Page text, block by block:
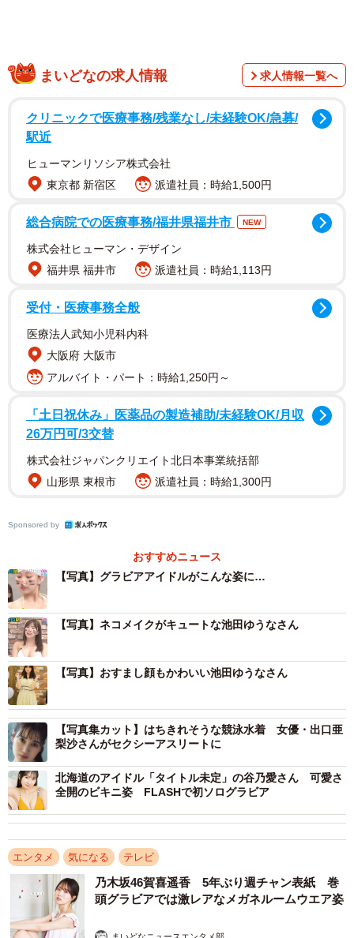
ほかのメンバーが自己紹介をしている間に着替えた池田さ
ん。純白のひもビキニ姿に頭には手ぬぐいをかぶり、顔に
は猫のようなメイク。そして鼻の穴に100円玉を4枚も詰め
い踊りを堂々と披露。カワイイを自称するグラドルのまさ
かの姿に一瞬目を疑った審査員は爆笑し、ノブさんも「こ
れはすごいな！これはすごいぞ！」「とんでもない子が現
れた」と大絶賛。
堂々とスタジオを大きく使いながら、じょうすくいのよう
なダンスを見せる池田さんに、ノブさんは「これはすご
い！」を連発。スタジオメンバーも大爆笑で、池田さんは
強烈な爪痕を残しました。
【池田 ゆうなさんプロフィル】
T153/B90/W62/H86/S23.5 趣味 アニメ・ゲーム・ポケモ
ンカード 特技 ピアノ・ファゴット・柔軟体操 ミスヤン
グチャンピオン2021グランプリ ミス東スポ2024SNS審査
員特別賞
まいどなの求人情報 求人情報一覧へ
クリニックで医療事務/残業なし/未経験OK/急募/
駅近
ヒューマンリソシア株式会社
東京都 新宿区
派遣社員：時給1,500円
総合病院での医療事務/福井県福井市 NEW
株式会社ヒューマン・デザイン
福井県 福井市
派遣社員：時給1,113円
受付・医療事務全般
医療法人武知小児科内科
大阪府 大阪市
アルバイト・パート：時給1,250円～
「土日祝休み」医薬品の製造補助/未経験OK/月収
26万円可/3交替
株式会社ジャパンクリエイト北日本事業統括部
山形県 東根市
派遣社員：時給1,300円
Sponsored by
おすすめニュース
【写真】グラビアアイドルがこんな姿に…
【写真】ネコメイクがキュートな池田ゆうなさん
【写真】おすまし顔もかわいい池田ゆうなさん
【写真集カット】はちきれそうな競泳水着 女優・出口亜
梨沙さんがセクシーアスリートに
北海道のアイドル「タイトル未定」の谷乃愛さん 可愛さ
全開のビキニ姿 FLASHで初ソログラビア
エンタメ 気になる テレビ
乃木坂46賀喜遥香 5年ぶり週チャン表紙 巻
頭グラビアでは激レアなメガネルームウエア姿